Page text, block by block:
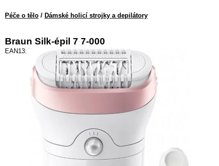
Péče o tělo / Dámské holicí strojky a depilátory
Braun Silk-épil 7 7-000
EAN13: 7500435225151